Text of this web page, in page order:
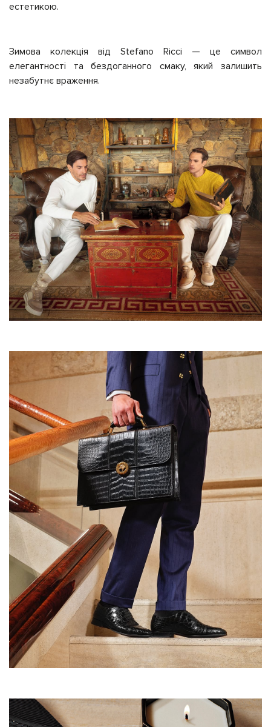
естетикою.
Зимова колекція від Stefano Ricci — це символ
елегантності та бездоганного смаку, який залишить
незабутнє враження.